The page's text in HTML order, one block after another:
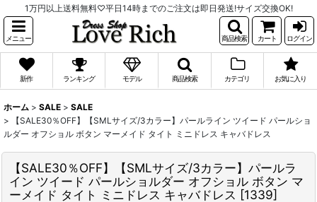
1万円以上送料無料♡平日14時までのご注文は即日発送!サイズ交換OK!
メニュー 商品検索 カート ログイン
新作 ランキング モデル 商品検索 カテゴリ お気に入り
ホーム > SALE > SALE
>
【SALE30％OFF】【SMLサイズ/3カラー】パールライン ツイード パールショ
ルダー オフショル ボタン マーメイド タイト ミニドレス キャバドレス
【SALE30％OFF】【SMLサイズ/3カラー】パールラ
イン ツイード パールショルダー オフショル ボタン マ
ーメイド タイト ミニドレス キャバドレス [1339]